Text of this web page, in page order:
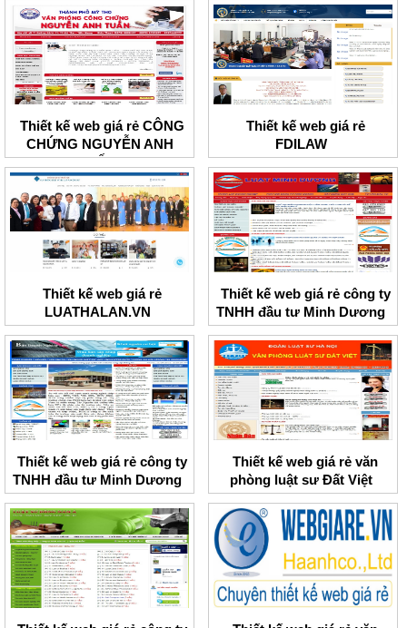
Thiết kế web giá rẻ CÔNG
CHỨNG NGUYỄN ANH
TUẤN
Thiết kế web giá rẻ
FDILAW
Thiết kế web giá rẻ
LUATHALAN.VN
Thiết kế web giá rẻ công ty
TNHH đầu tư Minh Dương
Thiết kế web giá rẻ công ty
TNHH đầu tư Minh Dương
Thiết kế web giá rẻ văn
phòng luật sư Đất Việt